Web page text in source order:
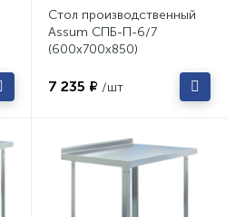
Стол производственный
Assum СПБ-П-6/7
(600х700х850)
7 235 ₽ /шт